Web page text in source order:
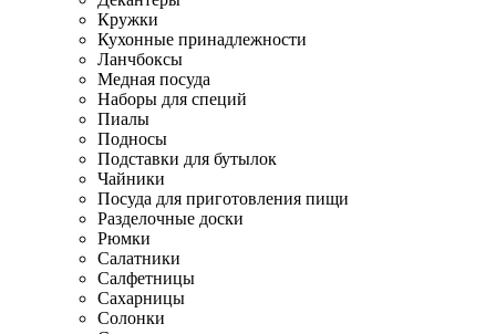
Кружки
Кухонные принадлежности
Ланчбоксы
Медная посуда
Наборы для специй
Пиалы
Подносы
Подставки для бутылок
Чайники
Посуда для приготовления пищи
Разделочные доски
Рюмки
Салатники
Салфетницы
Сахарницы
Солонки